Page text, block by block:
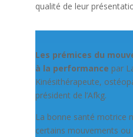
qualité de leur
Les prémices du
à la performance par
Kinésithérapeute,
président de l’Afkg.
La bonne santé motrice
certains mouvements ou